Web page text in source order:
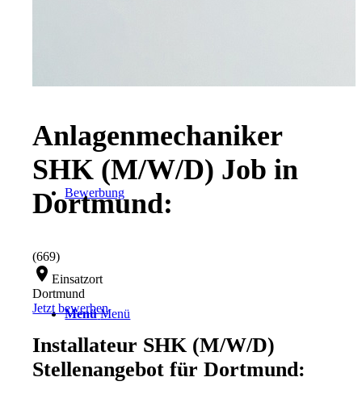
Bewerbung
Menü Menü
Anlagenmechaniker
SHK (M/W/D) Job in
Dortmund:
(669)
location_onEinsatzort
Dortmund
Jetzt bewerben
Installateur SHK (M/W/D)
Stellenangebot für Dortmund: